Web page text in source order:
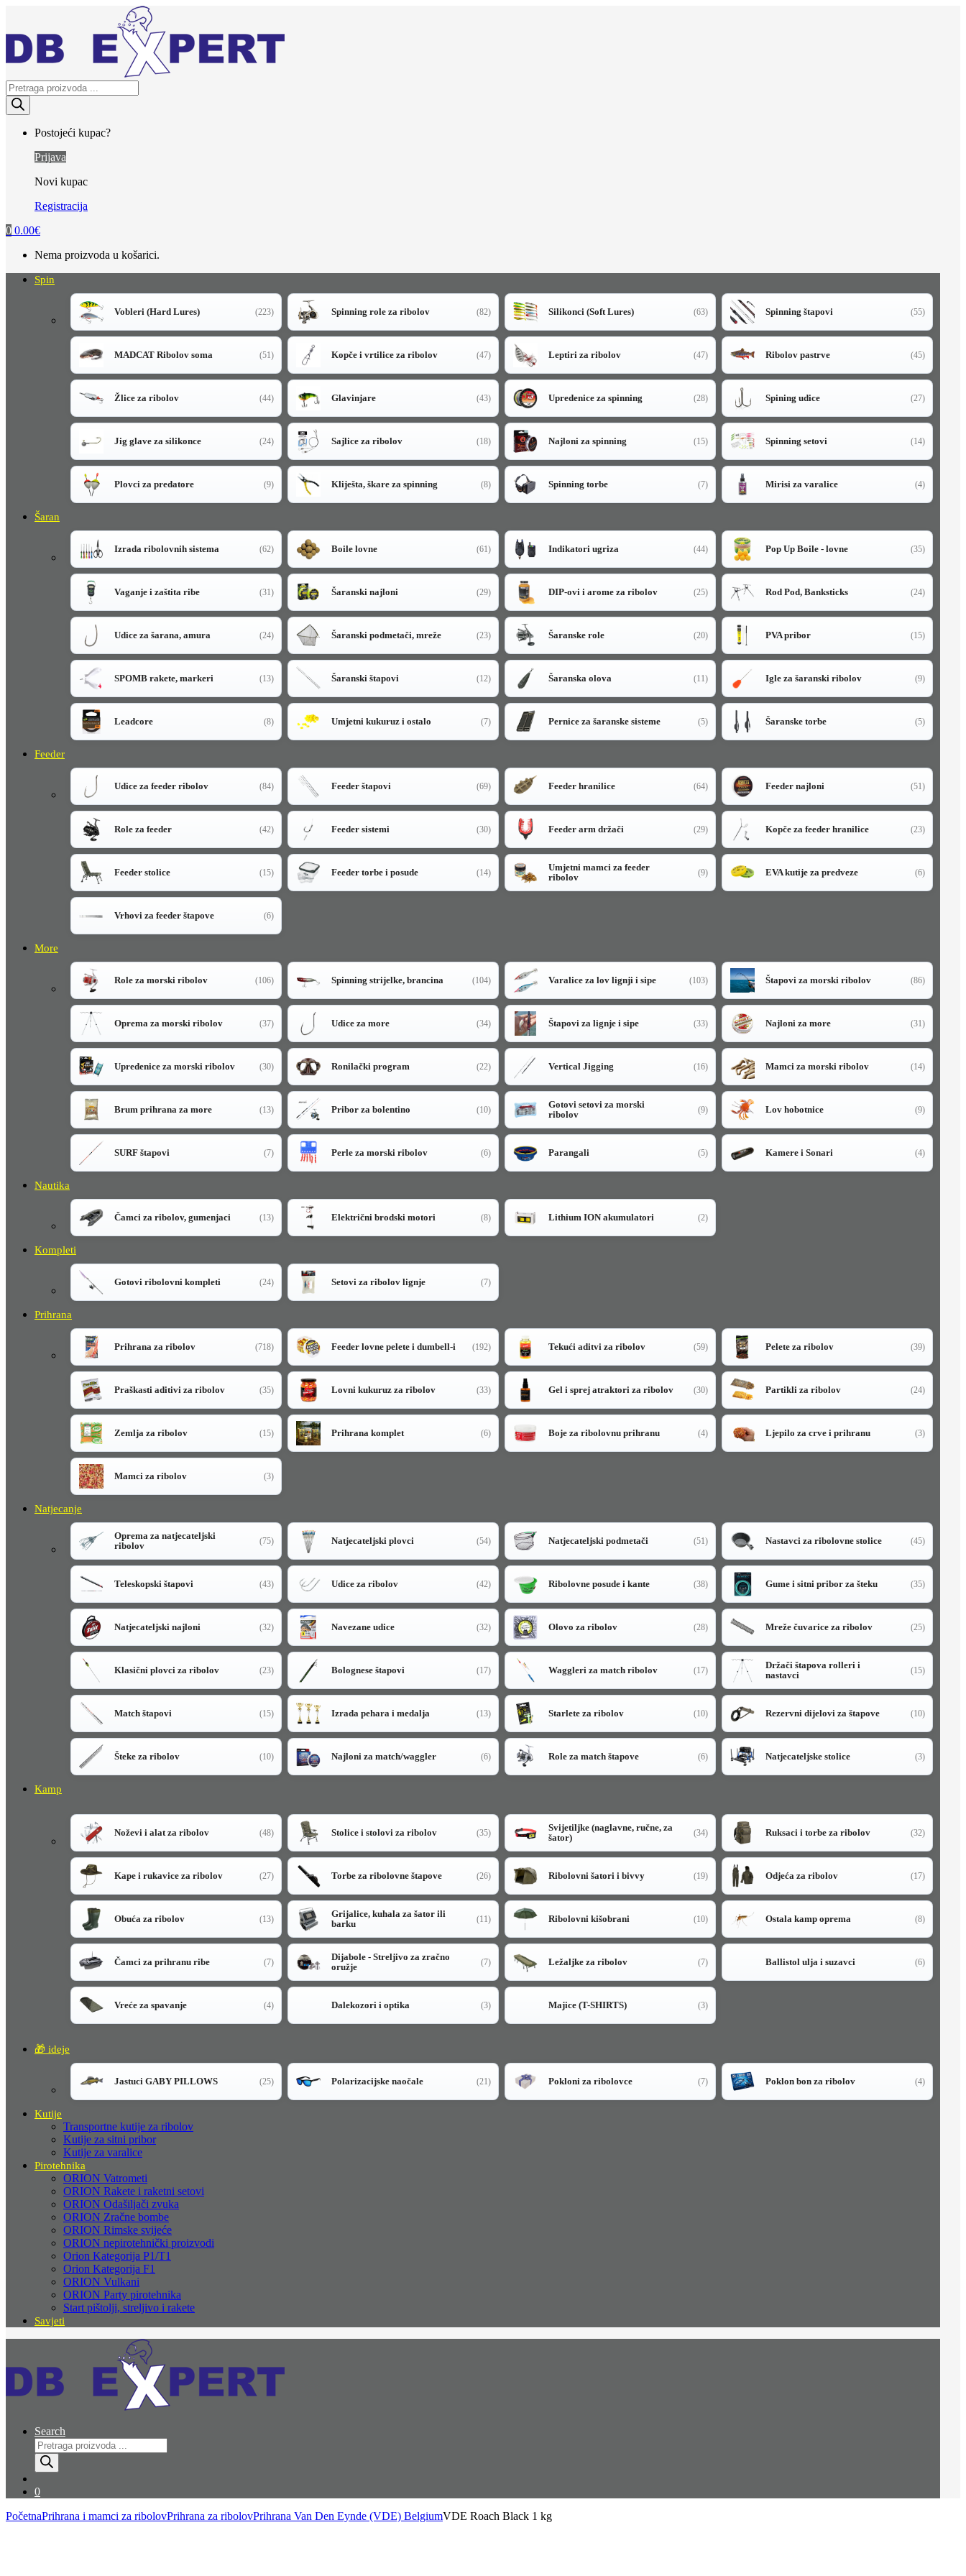
navigation
content
Products
search
Postojeći kupac?
Prijava
Novi kupac
Registracija
0 0.00€
Nema proizvoda u košarici.
Spin
Vobleri (Hard Lures) (223) Spinning role za ribolov (82) Silikonci (Soft Lures) (63) Spinning štapovi (55)
MADCAT Ribolov soma (51) Kopče i vrtilice za ribolov (47) Leptiri za ribolov (47) Ribolov pastrve (45)
Žlice za ribolov (44) Glavinjare (43) Upredenice za spinning (28) Spining udice (27)
Jig glave za silikonce (24) Sajlice za ribolov (18) Najloni za spinning (15) Spinning setovi (14)
Plovci za predatore (9) Kliješta, škare za spinning (8) Spinning torbe (7) Mirisi za varalice (4)
Šaran
Izrada ribolovnih sistema (62) Boile lovne (61) Indikatori ugriza (44) Pop Up Boile - lovne (35)
Vaganje i zaštita ribe (31) Šaranski najloni (29) DIP-ovi i arome za ribolov (25) Rod Pod, Banksticks (24)
Udice za šarana, amura (24) Šaranski podmetači, mreže (23) Šaranske role (20) PVA pribor (15)
SPOMB rakete, markeri (13) Šaranski štapovi (12) Šaranska olova (11) Igle za šaranski ribolov (9)
Leadcore (8) Umjetni kukuruz i ostalo (7) Pernice za šaranske sisteme (5) Šaranske torbe (5)
Feeder
Udice za feeder ribolov (84) Feeder štapovi (69) Feeder hranilice (64) Feeder najloni (51)
Role za feeder (42) Feeder sistemi (30) Feeder arm držači (29) Kopče za feeder hranilice (23)
Feeder stolice (15) Feeder torbe i posude (14)
Umjetni mamci za feeder
ribolov
(9) EVA kutije za predveze (6)
Vrhovi za feeder štapove (6)
More
Role za morski ribolov (106) Spinning strijelke, brancina (104) Varalice za lov lignji i sipe (103) Štapovi za morski ribolov (86)
Oprema za morski ribolov (37) Udice za more (34) Štapovi za lignje i sipe (33) Najloni za more (31)
Upredenice za morski ribolov (30) Ronilački program (22) Vertical Jigging (16) Mamci za morski ribolov (14)
Brum prihrana za more (13) Pribor za bolentino (10)
Gotovi setovi za morski
ribolov
(9) Lov hobotnice (9)
SURF štapovi (7) Perle za morski ribolov (6) Parangali (5) Kamere i Sonari (4)
Nautika
Čamci za ribolov, gumenjaci (13) Električni brodski motori (8) Lithium ION akumulatori (2)
Kompleti
Gotovi ribolovni kompleti (24) Setovi za ribolov lignje (7)
Prihrana
Prihrana za ribolov (718) Feeder lovne pelete i dumbell-i (192) Tekući aditvi za ribolov (59) Pelete za ribolov (39)
Praškasti aditivi za ribolov (35) Lovni kukuruz za ribolov (33) Gel i sprej atraktori za ribolov (30) Partikli za ribolov (24)
Zemlja za ribolov (15) Prihrana komplet (6) Boje za ribolovnu prihranu (4) Ljepilo za crve i prihranu (3)
Mamci za ribolov (3)
Natjecanje
Oprema za natjecateljski
ribolov
(75) Natjecateljski plovci (54) Natjecateljski podmetači (51) Nastavci za ribolovne stolice (45)
Teleskopski štapovi (43) Udice za ribolov (42) Ribolovne posude i kante (38) Gume i sitni pribor za šteku (35)
Natjecateljski najloni (32) Navezane udice (32) Olovo za ribolov (28) Mreže čuvarice za ribolov (25)
Klasični plovci za ribolov (23) Bolognese štapovi (17) Waggleri za match ribolov (17)
Držači štapova rolleri i
nastavci
(15)
Match štapovi (15) Izrada pehara i medalja (13) Starlete za ribolov (10) Rezervni dijelovi za štapove (10)
Šteke za ribolov (10) Najloni za match/waggler (6) Role za match štapove (6) Natjecateljske stolice (3)
Kamp
Noževi i alat za ribolov (48) Stolice i stolovi za ribolov (35)
Svijetiljke (naglavne, ručne, za
šator)
(34) Ruksaci i torbe za ribolov (32)
Kape i rukavice za ribolov (27) Torbe za ribolovne štapove (26) Ribolovni šatori i bivvy (19) Odjeća za ribolov (17)
Obuća za ribolov (13)
Grijalice, kuhala za šator ili
barku
(11) Ribolovni kišobrani (10) Ostala kamp oprema (8)
Čamci za prihranu ribe (7)
Dijabole - Streljivo za zračno
oružje
(7) Ležaljke za ribolov (7) Ballistol ulja i suzavci (6)
Vreće za spavanje (4) Dalekozori i optika (3) Majice (T-SHIRTS) (3)
🎁 ideje
Jastuci GABY PILLOWS (25) Polarizacijske naočale (21) Pokloni za ribolovce (7) Poklon bon za ribolov (4)
Kutije
Transportne kutije za ribolov
Kutije za sitni pribor
Kutije za varalice
Pirotehnika
ORION Vatrometi
ORION Rakete i raketni setovi
ORION Odašiljači zvuka
ORION Zračne bombe
ORION Rimske svijeće
ORION nepirotehnički proizvodi
Orion Kategorija P1/T1
Orion Kategorija F1
ORION Vulkani
ORION Party pirotehnika
Start pištolji, streljivo i rakete
Savjeti
Search
Products
search
0
PočetnaPrihrana i mamci za ribolovPrihrana za ribolovPrihrana Van Den Eynde (VDE) BelgiumVDE Roach Black 1 kg